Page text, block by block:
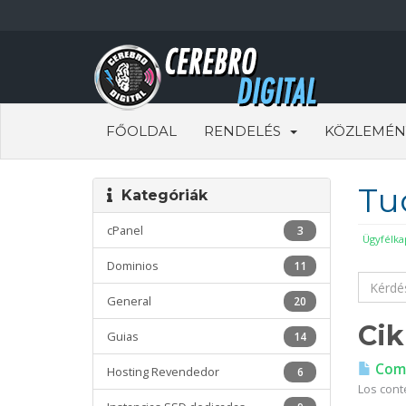
FŐOLDAL RENDELÉS
Kategóriák
3
cPanel
11
Dominios
20
General
14
Guias
6
Hosting Revendedor
Los